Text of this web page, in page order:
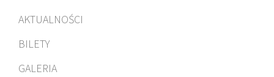
AKTUALNOŚCI
BILETY
GALERIA